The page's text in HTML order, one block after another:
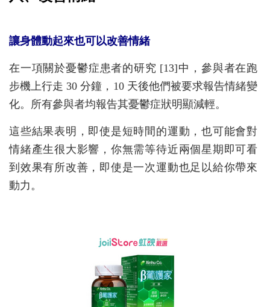
讓身體動起來也可以改善情緒
在一項關於憂鬱症患者的研究 [13]中，參與者在跑
步機上行走 30 分鐘，10 天後他們被要求報告情緒變
化。所有參與者均報告其憂鬱症狀明顯減輕。
這些結果表明，即使是短時間的運動，也可能會對
情緒產生很大影響，你無需等待近兩個星期即可看
到效果有所改善，即使是一次運動也足以給你帶來
動力。